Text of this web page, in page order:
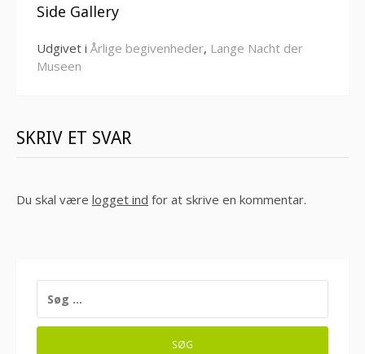
Side Gallery
Udgivet i Årlige begivenheder, Lange Nacht der
Museen
SKRIV ET SVAR
Du skal være logget ind for at skrive en kommentar.
EFTER: